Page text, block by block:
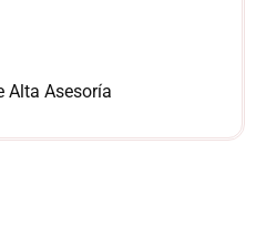
Alta Asesoría